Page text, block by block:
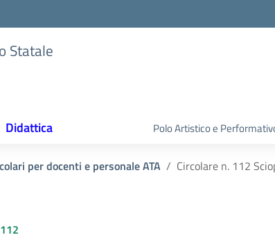
Statale
Didattica Polo Artistico e
per docenti e personale ATA Circolare n. 112